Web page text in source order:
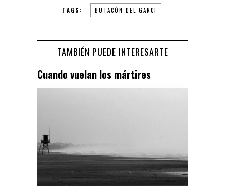
TAGS: BUTACÓN DEL GARCI
TAMBIÉN PUEDE INTERESARTE
Cuando vuelan los mártires